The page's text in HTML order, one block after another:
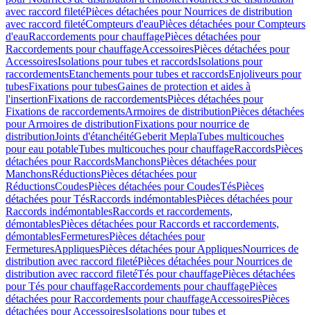
avec raccord filetéPièces détachées pour Nourrices de distribution
avec raccord filetéCompteurs d'eauPièces détachées pour Compteurs
d'eauRaccordements pour chauffagePièces détachées pour
Raccordements pour chauffageAccessoiresPièces détachées pour
AccessoiresIsolations pour tubes et raccordsIsolations pour
raccordementsEtanchements pour tubes et raccordsEnjoliveurs pour
tubesFixations pour tubesGaines de protection et aides à
l'insertionFixations de raccordementsPièces détachées pour
Fixations de raccordementsArmoires de distributionPièces détachées
pour Armoires de distributionFixations pour nourrice de
distributionJoints d'étanchéitéGeberit MeplaTubes multicouches
pour eau potableTubes multicouches pour chauffageRaccordsPièces
détachées pour RaccordsManchonsPièces détachées pour
ManchonsRéductionsPièces détachées pour
RéductionsCoudesPièces détachées pour CoudesTésPièces
détachées pour TésRaccords indémontablesPièces détachées pour
Raccords indémontablesRaccords et raccordements,
démontablesPièces détachées pour Raccords et raccordements,
démontablesFermeturesPièces détachées pour
FermeturesAppliquesPièces détachées pour AppliquesNourrices de
distribution avec raccord filetéPièces détachées pour Nourrices de
distribution avec raccord filetéTés pour chauffagePièces détachées
pour Tés pour chauffageRaccordements pour chauffagePièces
détachées pour Raccordements pour chauffageAccessoiresPièces
détachées pour AccessoiresIsolations pour tubes et